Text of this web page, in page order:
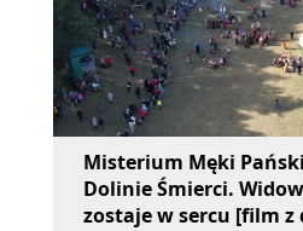
Misterium Męki
Dolinie Śmierci.
zostaje w sercu [film z